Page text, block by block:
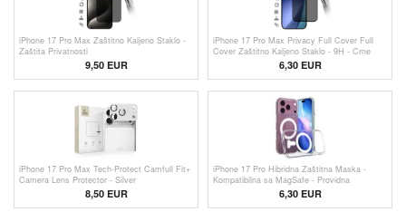
iPhone 17 Pro Max Zaštitno Kaljeno Staklo -
Zaštita Privatnosti
9,50 EUR
iPhone 17 Pro Max Privacy Full Cover Full
Cover Zaštitno Kaljeno Staklo - 9H - Crne
6,30 EUR
iPhone 17 Pro Max Tech-Protect Camfull Fit+
Camera Lens Protector - Silver
8,50 EUR
iPhone 17 Pro Hibridna Zaštitna Maska -
Kompatibilna sa MagSafe - Providna
6,30 EUR